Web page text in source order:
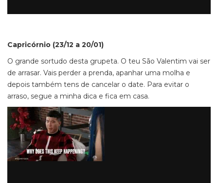
Capricórnio (23/12 a 20/01)
O grande sortudo desta grupeta. O teu São Valentim vai ser
de arrasar. Vais perder a prenda, apanhar uma molha e
depois também tens de cancelar o date. Para evitar o
arraso, segue a minha dica e fica em casa.